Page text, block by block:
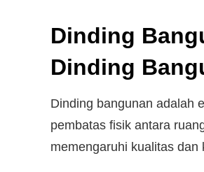
Dinding
Dinding
Dinding bangunan adalah
pembatas fisik antara
memengaruhi kualitas